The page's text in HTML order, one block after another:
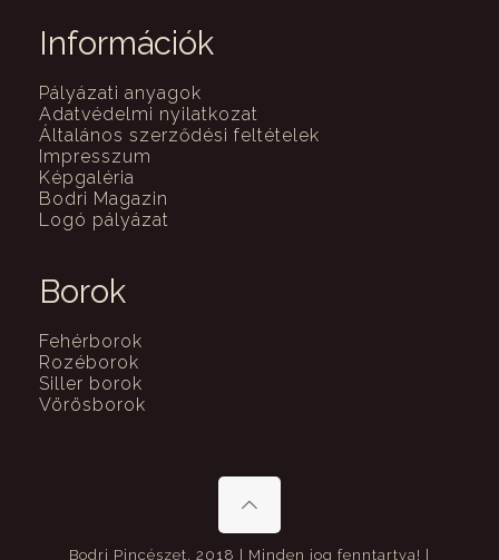
Információk
Pályázati anyagok
Adatvédelmi nyilatkozat
Általános szerződési feltételek
Impresszum
Képgaléria
Bodri Magazin
Logó pályázat
Borok
Fehérborok
Rozéborok
Siller borok
Vörösborok
Bodri Pincészet, 2018 | Minden jog fenntartva! |